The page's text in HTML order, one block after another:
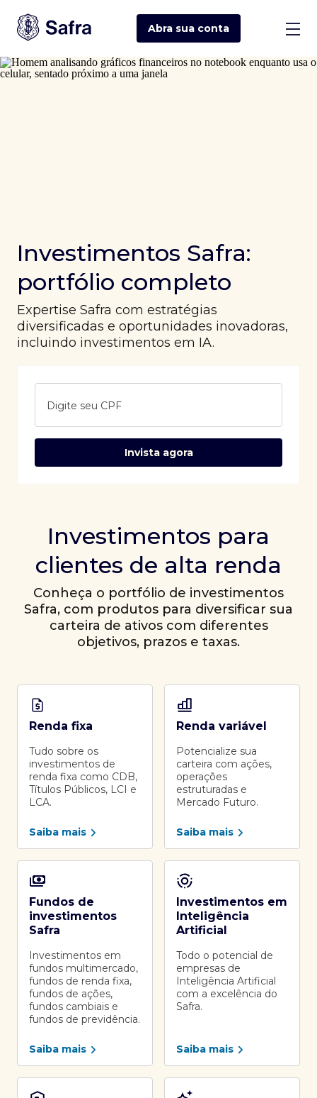
Abra sua conta
Investimentos Safra:
portfólio completo
Expertise Safra com estratégias
diversificadas e oportunidades inovadoras,
incluindo investimentos em IA.
Digite seu CPF
Invista agora
Investimentos para
clientes de alta renda
Conheça o portfólio de investimentos
Safra, com produtos para diversificar sua
carteira de ativos com diferentes
objetivos, prazos e taxas.
Renda fixa
Tudo sobre os
investimentos de
renda fixa como CDB,
Títulos Públicos, LCI e
LCA.
Saiba mais
Renda variável
Potencialize sua
carteira com ações,
operações
estruturadas e
Mercado Futuro.
Saiba mais
Fundos de
investimentos
Safra
Investimentos em
fundos multimercado,
fundos de renda fixa,
fundos de ações,
fundos cambiais e
fundos de previdência.
Saiba mais
Investimentos em
Inteligência
Artificial
Todo o potencial de
empresas de
Inteligência Artificial
com a excelência do
Safra.
Saiba mais